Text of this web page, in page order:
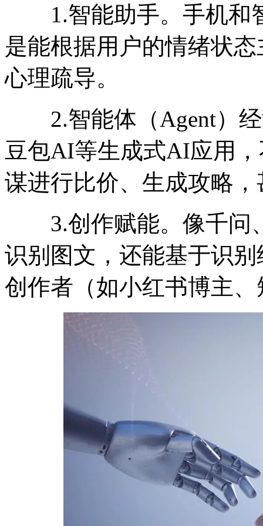
1.智能助手。手机和
是能根据用户的情绪状
心理疏导。
2.智能体（Agent）经
豆包AI等生成式AI应用
谋进行比价、生成攻略
3.创作赋能。像千问、
识别图文，还能基于识
创作者（如小红书博主